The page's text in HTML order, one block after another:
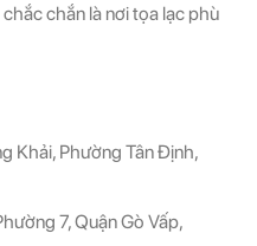
chắn là nơi tọa lạc phù
Khải, Phường Tân Định,
7, Quận Gò Vấp,